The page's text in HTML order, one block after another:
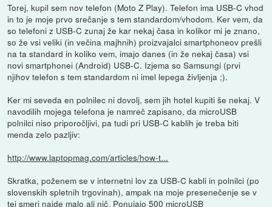
Torej, kupil sem nov telefon (Moto Z Play). Telefon ima USB-C vhod
in to je moje prvo srečanje s tem standardom/vhodom. Ker vem, da
so telefoni z USB-C zunaj že kar nekaj časa in kolikor mi je znano,
so že vsi veliki (in večina majhnih) proizvajalci smartphoneov prešli
na ta standard in koliko vem, imajo danes (in že nekaj časa) vsi
novi smartphonei (Android) USB-C. Izjema so Samsungi (prvi
njihov telefon s tem standardom ni imel lepega življenja ;).
Ker mi seveda en polnilec ni dovolj, sem jih hotel kupiti še nekaj. V
navodilih mojega telefona je namreč zapisano, da microUSB
polnilci niso priporočljivi, pa tudi pri USB-C kablih je treba biti
menda zelo pazljiv:
http://www.laptopmag.com/articles/how-t...
Skratka, poženem se v internetni lov za USB-C kabli in polnilci (po
slovenskih spletnih trgovinah), ampak na moje presenečenje se v
tej smeri najde malo ali nič. Ponujajo 500 microUSB